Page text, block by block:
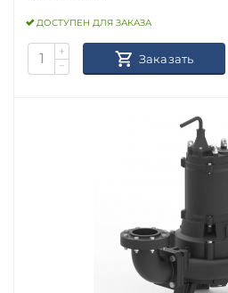
ДОСТУПЕН ДЛЯ ЗАКАЗА
+
−
Заказать